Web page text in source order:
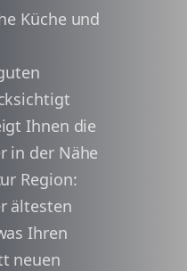
Küche und
Ihnen die
in der Nähe
Region:
ältesten
Ihren
neuen